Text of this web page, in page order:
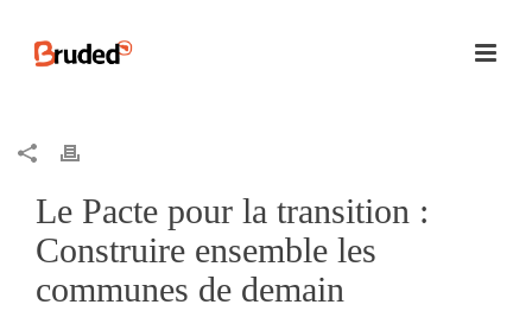
Le Pacte pour la transition :
Construire ensemble les
communes de demain